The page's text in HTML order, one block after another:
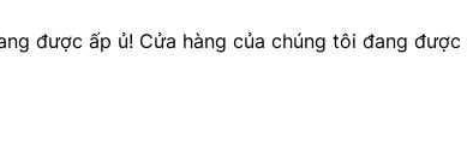
được ấp ủ! Cửa hàng của chúng tôi đang